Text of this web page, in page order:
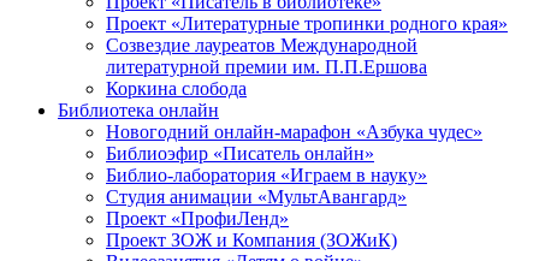
Проект «Литературные тропинки родного края»
Созвездие лауреатов Международной
литературной премии им. П.П.Ершова
Коркина слобода
Библиотека онлайн
Новогодний онлайн-марафон «Азбука чудес»
Библиоэфир «Писатель онлайн»
Библио-лаборатория «Играем в науку»
Студия анимации «МультАвангард»
Проект «ПрофиЛенд»
Проект ЗОЖ и Компания (ЗОЖиК)